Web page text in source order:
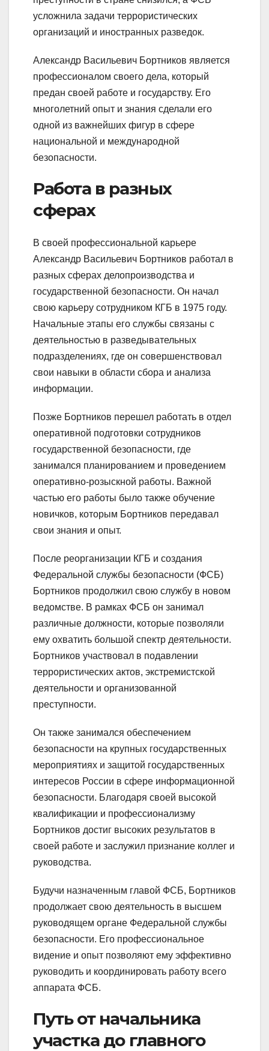
усложнила задачи террористических
организаций и иностранных разведок.
Александр Васильевич Бортников является
профессионалом своего дела, который
предан своей работе и государству. Его
многолетний опыт и знания сделали его
одной из важнейших фигур в сфере
национальной и международной
безопасности.
Работа в разных
сферах
В своей профессиональной карьере
Александр Васильевич Бортников работал в
разных сферах делопроизводства и
государственной безопасности. Он начал
свою карьеру сотрудником КГБ в 1975 году.
Начальные этапы его службы связаны с
деятельностью в разведывательных
подразделениях, где он совершенствовал
свои навыки в области сбора и анализа
информации.
Позже Бортников перешел работать в отдел
оперативной подготовки сотрудников
государственной безопасности, где
занимался планированием и проведением
оперативно-розыскной работы. Важной
частью его работы было также обучение
новичков, которым Бортников передавал
свои знания и опыт.
После реорганизации КГБ и создания
Федеральной службы безопасности (ФСБ)
Бортников продолжил свою службу в новом
ведомстве. В рамках ФСБ он занимал
различные должности, которые позволяли
ему охватить большой спектр деятельности.
Бортников участвовал в подавлении
террористических актов, экстремистской
деятельности и организованной
преступности.
Он также занимался обеспечением
безопасности на крупных государственных
мероприятиях и защитой государственных
интересов России в сфере информационной
безопасности. Благодаря своей высокой
квалификации и профессионализму
Бортников достиг высоких результатов в
своей работе и заслужил признание коллег и
руководства.
Будучи назначенным главой ФСБ, Бортников
продолжает свою деятельность в высшем
руководящем органе Федеральной службы
безопасности. Его профессиональное
видение и опыт позволяют ему эффективно
руководить и координировать работу всего
аппарата ФСБ.
Путь от начальника
участка до главного